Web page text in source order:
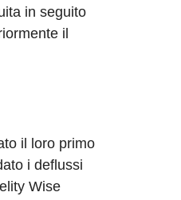
in seguito
il
il loro primo
i deflussi
Wise